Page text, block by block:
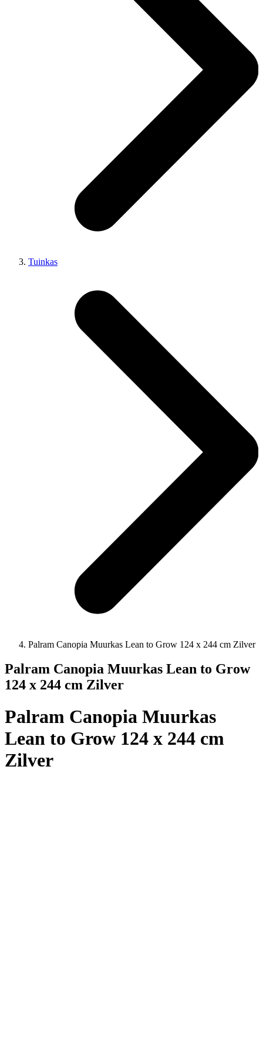
Tuinkas
Palram Canopia Muurkas Lean to Grow 124 x 244 cm Zilver
Palram Canopia Muurkas Lean to Grow
124 x 244 cm Zilver
Palram Canopia Muurkas
Lean to Grow 124 x 244 cm
Zilver